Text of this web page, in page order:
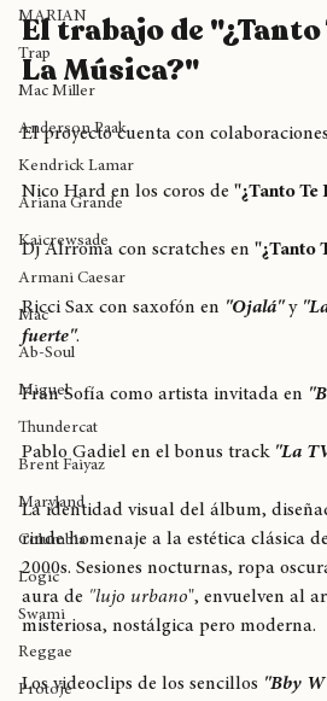
RnB
MARIAN
Trap
Mac Miller
Anderson Paak
Kendrick Lamar
Ariana Grande
Kaicrewsade
Armani Caesar
Mac
Ab-Soul
Miguel
Thundercat
Brent Faiyaz
Maryland
Columbia
Logic
Swami
Reggae
El trabajo de "¿Tanto
El proyecto cuenta con colaboraciones
Nico Hard en los coros de
Dj Alrroma con scratches en
Ricci Sax con saxofón en
Fran Sofía como artista invitada en
Pablo Gadiel en el bonus track
La identidad visual del álbum,
rinde homenaje a la estética clásica
2000s. Sesiones nocturnas, ropa
aura de "lujo urbano", envuelven al
misteriosa, nostálgica pero moderna.